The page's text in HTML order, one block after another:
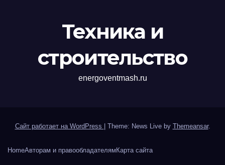
Техника и
строительство
energoventmash.ru
Сайт работает на WordPress Theme: News Live by Themeansar.
HomeАвторам и правообладателям Карта сайта